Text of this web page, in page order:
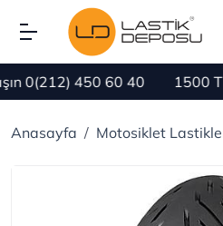
0(212) 450 60 40 1500 TL
Anasayfa Motosiklet